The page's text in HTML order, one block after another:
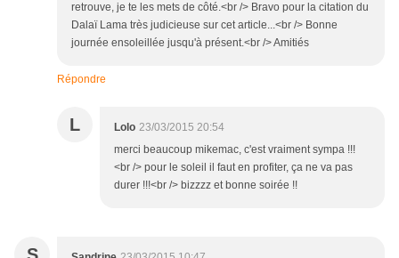
retrouve, je te les mets de côté.<br /> Bravo pour la citation du
Dalaï Lama très judicieuse sur cet article...<br /> Bonne
journée ensoleillée jusqu'à présent.<br /> Amitiés
Répondre
L Lolo 23/03/2015 20:54
merci beaucoup mikemac, c'est vraiment sympa !!!
<br /> pour le soleil il faut en profiter, ça ne va pas
durer !!!<br /> bizzzz et bonne soirée !!